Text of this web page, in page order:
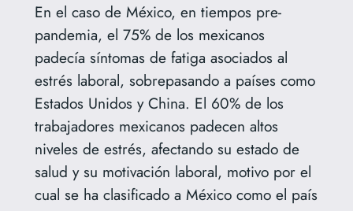
En el caso de México, en tiempos pre-
pandemia, el 75% de los mexicanos
padecía síntomas de fatiga asociados al
estrés laboral, sobrepasando a países como
Estados Unidos y China. El 60% de los
trabajadores mexicanos padecen altos
niveles de estrés, afectando su estado de
salud y su motivación laboral, motivo por el
cual se ha clasificado a México como el país